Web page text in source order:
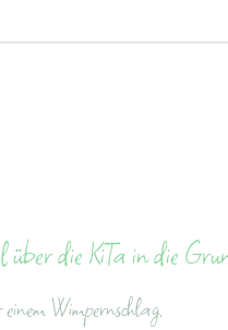
die KiTa in die
Wimpernschlag.